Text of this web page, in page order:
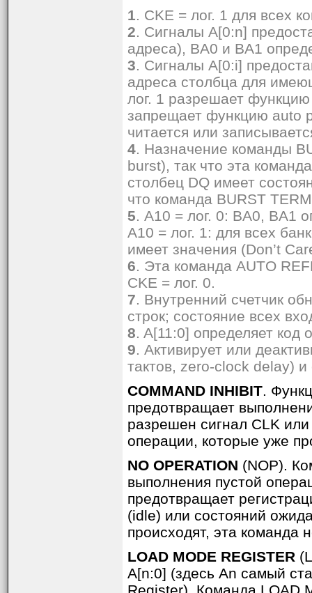
1. CKE = лог. 1 для всех
2. Сигналы A[0:n]
адреса), BA0 и BA1
3. Сигналы A[0:i]
адреса столбца для
лог. 1 разрешает
запрещает функцию auto
читается или
4. Назначение команды
burst), так что эта
столбец DQ имеет
что команда BURST
5. A10 = лог. 0: BA0, BA1
A10 = лог. 1: для всех
имеет значения (Don’t
6. Эта команда AUTO
CKE = лог. 0.
7. Внутренний счетчик
строк; состояние всех
8. A[11:0] определяет
9. Активирует или
тактов, zero-clock delay)
COMMAND INHIBIT.
предотвращает
разрешен сигнал CLK
операции, которые уже
NO OPERATION (NOP).
выполнения пустой
предотвращает
(idle) или состояний
происходят, эта команда
LOAD MODE REGISTER
A[n:0] (здесь An самый